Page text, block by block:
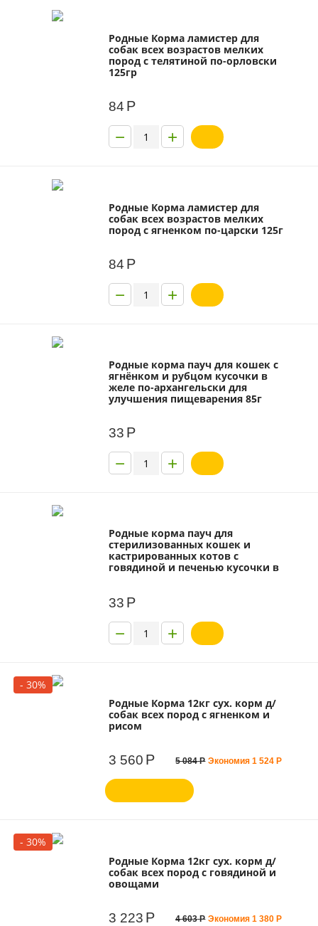
Родные Корма ламистер для
собак всех возрастов мелких
пород с телятиной по-орловски
125гр
84 Р
+
−
Родные Корма ламистер для
собак всех возрастов мелких
пород с ягненком по-царски 125г
84 Р
+
−
Родные корма пауч для кошек с
ягнёнком и рубцом кусочки в
желе по-архангельски для
улучшения пищеварения 85г
33 Р
+
−
Родные корма пауч для
стерилизованных кошек и
кастрированных котов с
говядиной и печенью кусочки в
33 Р
+
−
- 30%
Родные Корма 12кг сух. корм д/
собак всех пород с ягненком и
рисом
3 560 Р 5 084 Р Экономия1 524 Р
- 30%
Родные Корма 12кг сух. корм д/
собак всех пород с говядиной и
овощами
3 223 Р 4 603 Р Экономия1 380 Р